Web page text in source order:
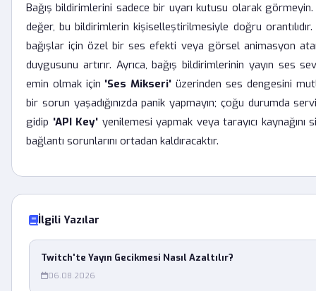
Bağış bildirimlerini sadece bir uyarı kutusu olarak
değer, bu bildirimlerin kişiselleştirilmesiyle doğru
bağışlar için özel bir ses efekti veya görsel animasyon
duygusunu artırır. Ayrıca, bağış bildirimlerinin yayın ses
emin olmak için 'Ses Mikseri' üzerinden ses dengesini
bir sorun yaşadığınızda panik yapmayın; çoğu durumda
gidip 'API Key' yenilemesi yapmak veya tarayıcı
bağlantı sorunlarını ortadan kaldıracaktır.
İlgili Yazılar
Twitch'te Yayın Gecikmesi Nasıl Azaltılır?
06.08.2026